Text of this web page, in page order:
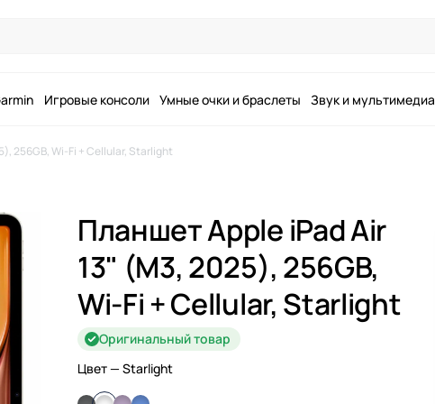
Игровые консоли Умные очки и браслеты Звук и мультимедиа
256GB, Wi-Fi + Cellular, Starlight
Планшет Apple iPad Air
13" (M3, 2025), 256GB,
Wi-Fi + Cellular, Starlight
Оригинальный товар
Цвет— Starlight